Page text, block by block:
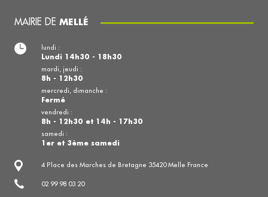
MAIRIE DE MELLÉ
4 Place des Marches de Bretagne 35420 Melle France
02 99 98 03 20
lundi :
Lundi 14h30 - 18h30
mardi, jeudi :
8h - 12h30
mercredi, dimanche :
Fermé
vendredi :
8h - 12h30 et 14h - 17h30
samedi :
1er et 3ème samedi